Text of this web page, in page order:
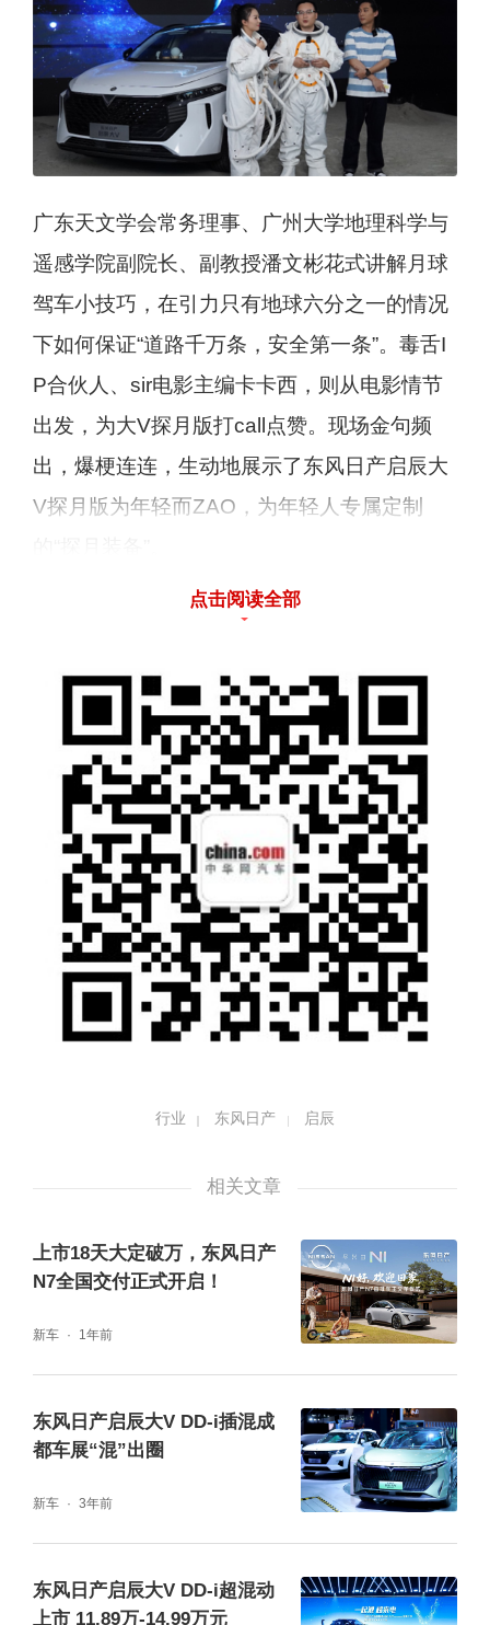
广东天文学会常务理事、广州大学地理科学与
遥感学院副院长、副教授潘文彬花式讲解月球
驾车小技巧，在引力只有地球六分之一的情况
下如何保证“道路千万条，安全第一条”。毒舌I
P合伙人、sir电影主编卡卡西，则从电影情节
出发，为大V探月版打call点赞。现场金句频
出，爆梗连连，生动地展示了东风日产启辰大
V探月版为年轻而ZAO，为年轻人专属定制
为你而ZAO，探索不独行
爱你孤身走月球，爱你不跪的模样，即使生活
再多意外，也要时刻carry自己的主场。在电影
中，“独孤月”作为“宇宙最后的人类”，为地球上
信自己“肯定不会这么轻易挂掉”，这种不怕困
众多影迷的精神内耗。电影爆笑情节所表达
凡，也要敢于做自己，更要心怀远大志向，不
畏艰辛，努力追逐梦想。就算普普通通，到了
关键时刻，总能像独孤月那样挺身而出。“有
格言。
点击阅读全部
行业 东风日产 启辰
相关文章
上市18天大定破万，东风日产
N7全国交付正式开启！
新车 1年前
东风日产启辰大V DD-i插混成
都车展“混”出圈
新车 3年前
东风日产启辰大V DD-i超混动
上市 11.89万-14.99万元